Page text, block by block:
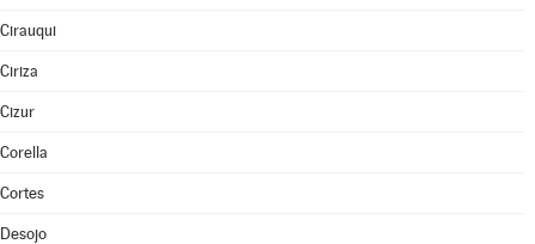
Cirauqui
Ciriza
Cizur
Corella
Cortes
Desojo